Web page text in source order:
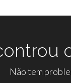
Não tem